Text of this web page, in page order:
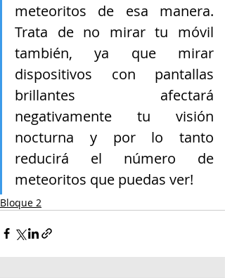
meteoritos de esa manera.
Trata de no mirar tu móvil
también, ya que mirar
dispositivos con pantallas
brillantes afectará
negativamente tu visión
nocturna y por lo tanto
reducirá el número de
meteoritos que puedas ver!
Bloque 2